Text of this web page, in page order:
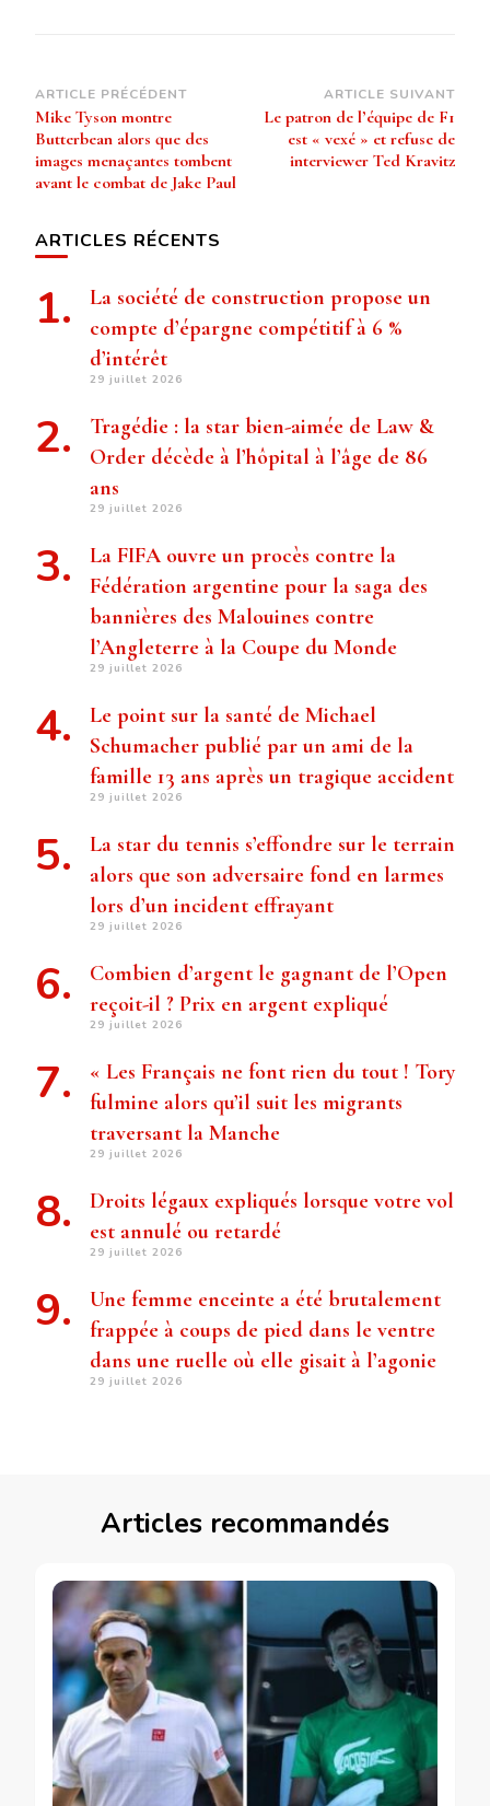
Navigation
d’article
ARTICLE PRÉCÉDENT
Mike Tyson montre
Butterbean alors que des
images menaçantes tombent
avant le combat de Jake Paul
ARTICLE SUIVANT
Le patron de l’équipe de F1
est « vexé » et refuse de
interviewer Ted Kravitz
ARTICLES RÉCENTS
La société de construction propose un
compte d’épargne compétitif à 6 %
d’intérêt
29 juillet 2026
Tragédie : la star bien-aimée de Law &
Order décède à l’hôpital à l’âge de 86
ans
29 juillet 2026
La FIFA ouvre un procès contre la
Fédération argentine pour la saga des
bannières des Malouines contre
l’Angleterre à la Coupe du Monde
29 juillet 2026
Le point sur la santé de Michael
Schumacher publié par un ami de la
famille 13 ans après un tragique accident
29 juillet 2026
La star du tennis s’effondre sur le terrain
alors que son adversaire fond en larmes
lors d’un incident effrayant
29 juillet 2026
Combien d’argent le gagnant de l’Open
reçoit-il ? Prix ​​en argent expliqué
29 juillet 2026
« Les Français ne font rien du tout ! Tory
fulmine alors qu’il suit les migrants
traversant la Manche
29 juillet 2026
Droits légaux expliqués lorsque votre vol
est annulé ou retardé
29 juillet 2026
Une femme enceinte a été brutalement
frappée à coups de pied dans le ventre
dans une ruelle où elle gisait à l’agonie
29 juillet 2026
Articles recommandés